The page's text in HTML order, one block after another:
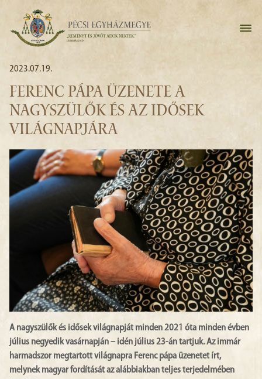
2023.07.19.
FERENC PÁPA ÜZENETE A
NAGYSZÜLŐK ÉS AZ IDŐSEK
VILÁGNAPJÁRA
A nagyszülők és idősek világnapját minden 2021 óta minden évben
július negyedik vasárnapján – idén július 23-án tartjuk. Az immár
harmadszor megtartott világnapra Ferenc pápa üzenetet írt,
melynek magyar fordítását az alábbiakban teljes terjedelmében